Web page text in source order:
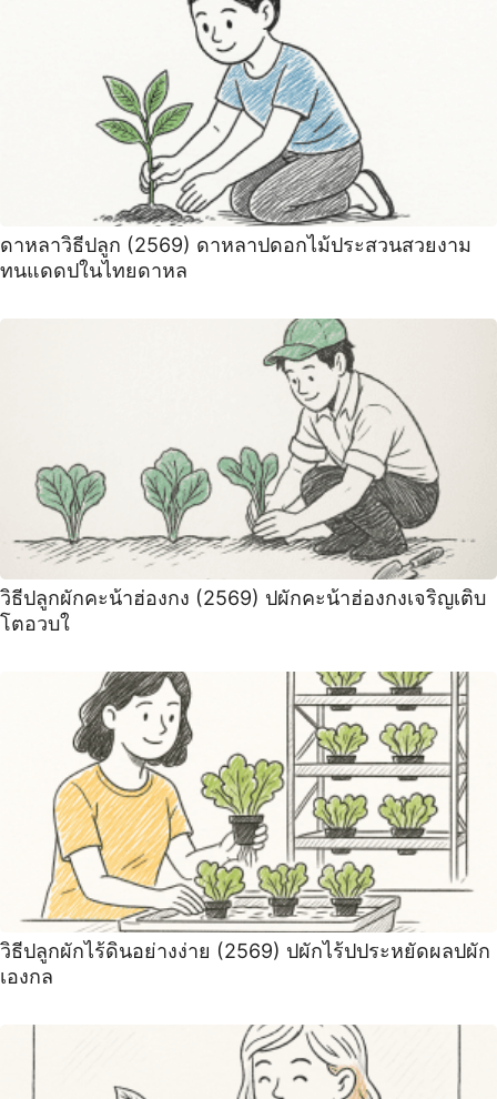
ดาหลาวิธีปลูก (2569) ดาหลาปดอกไม้ประสวนสวยงาม
ทนแดดปในไทยดาหล
วิธีปลูกผักคะน้าฮ่องกง (2569) ปผักคะน้าฮ่องกงเจริญเติบ
โตอวบใ
วิธีปลูกผักไร้ดินอย่างง่าย (2569) ปผักไร้ปประหยัดผลปผัก
เองกล